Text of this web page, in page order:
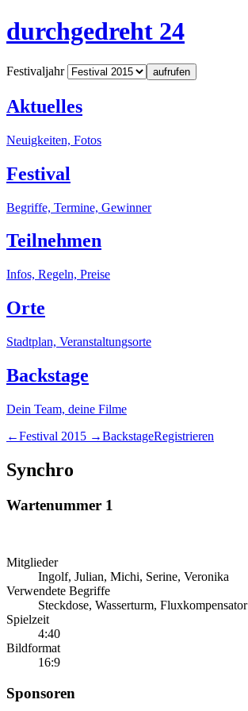
durchgedreht 24
Festivaljahr aufrufen
Aktuelles
Neuigkeiten, Fotos
Festival
Begriffe, Termine, Gewinner
Teilnehmen
Infos, Regeln, Preise
Orte
Stadtplan, Veranstaltungsorte
Backstage
Dein Team, deine Filme
←Festival 2015 →BackstageRegistrieren
Synchro
Wartenummer 1
Mitglieder
Ingolf, Julian, Michi, Serine, Veronika
Verwendete Begriffe
Steckdose, Wasserturm, Fluxkompensator
Spielzeit
4:40
Bildformat
16:9
Sponsoren